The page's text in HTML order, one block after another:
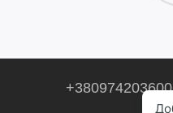
+380974203600